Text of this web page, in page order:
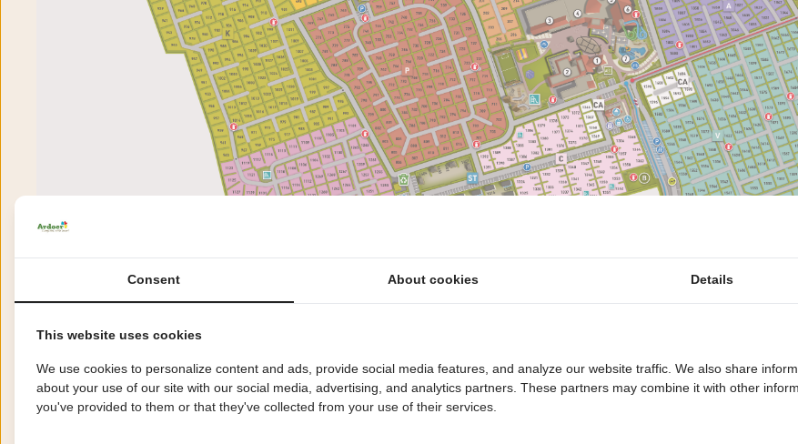
Consent About cookies Details
This website uses cookies
We use cookies to personalize content and ads, provide social media features, and analyze our website traffic. We also share
about your use of our site with our social media, advertising, and analytics partners. These partners may combine it with other
you've provided to them or that they've collected from your use of their services.